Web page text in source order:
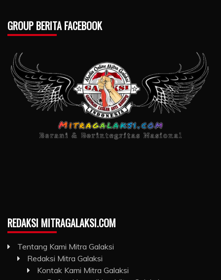
GROUP BERITA FACEBOOK
REDAKSI MITRAGALAKSI.COM
Tentang Kami Mitra Galaksi
Redaksi Mitra Galaksi
Kontak Kami Mitra Galaksi